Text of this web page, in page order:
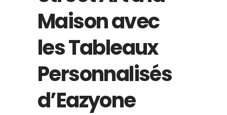
Maison avec
les Tableaux
Personnalisés
d’Eazyone